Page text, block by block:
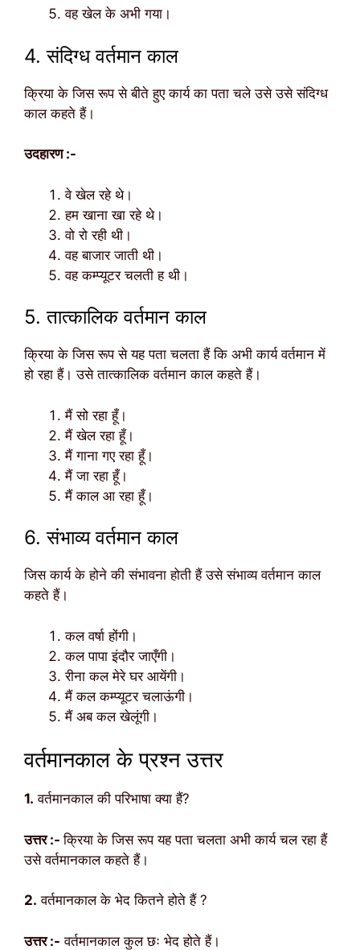
वह खेल के अभी गया।
4. संदिग्ध वर्तमान काल
क्रिया के जिस रूप से बीते हुए कार्य का पता चले उसे उसे संदिग्ध
काल कहते हैं।
उदहारण :-
वे खेल रहे थे।
हम खाना खा रहे थे।
वो रो रही थी।
वह बाजार जाती थी।
वह कम्प्यूटर चलती ह थी।
5. तात्कालिक वर्तमान काल
क्रिया के जिस रूप से यह पता चलता हैं कि अभी कार्य वर्तमान में
हो रहा हैं। उसे तात्कालिक वर्तमान काल कहते हैं।
मैं सो रहा हूँ।
मैं खेल रहा हूँ।
मैं गाना गए रहा हूँ।
मैं जा रहा हूँ।
मैं काल आ रहा हूँ।
6. संभाव्य वर्तमान काल
जिस कार्य के होने की संभावना होती हैं उसे संभाव्य वर्तमान काल
कहते हैं।
कल वर्षा होंगी।
कल पापा इंदौर जाएँगी।
रीना कल मेरे घर आयेंगी।
मैं कल कम्प्यूटर चलाऊंगी।
मैं अब कल खेलूंगी।
वर्तमानकाल के प्रश्न उत्तर
1. वर्तमानकाल की परिभाषा क्या हैं?
उत्तर :-क्रिया के जिस रूप यह पता चलता अभी कार्य चल रहा हैं
उसे वर्तमानकाल कहते हैं।
2. वर्तमानकाल के भेद कितने होते हैं ?
उत्तर :- वर्तमानकाल कुल छः भेद होते हैं।